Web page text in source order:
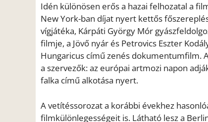
Idén különösen erős a hazai felhozatal a
New York-ban díjat nyert kettős
vígjátéka, Kárpáti György Mór
filmje, a Jövő nyár és Petrovics Eszter
Hungaricus című zenés dokumentumfilm.
a szervezők: az európai artmozi napon
falka című alkotása nyert.
A vetítéssorozat a korábbi évekhez
filmkülönlegességeit is. Látható lesz a